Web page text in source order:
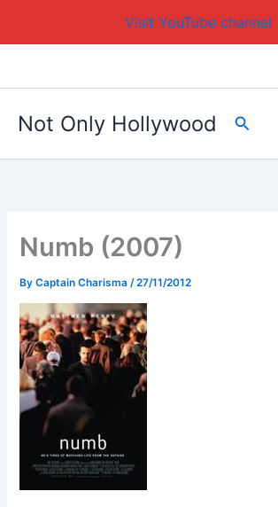
Visit YouTube channel
Not Only Hollywood Search
Numb (2007)
ByCaptain Charisma /27/11/2012